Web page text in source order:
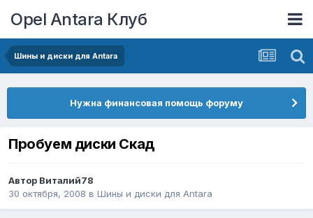
Opel Antara Клуб
Шины и диски для Antara
Нужна финансовая помощь форуму
Пробуем диски Скад
Автор Виталий78
30 октября, 2008 в Шины и диски для Antara